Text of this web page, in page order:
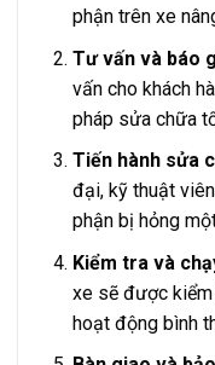
phận trên xe
Tư vấn và báo
vấn cho khách
pháp sửa chữa
Tiến hành sửa
đại, kỹ thuật
phận bị hỏng
Kiểm tra và
xe sẽ được
hoạt động bình